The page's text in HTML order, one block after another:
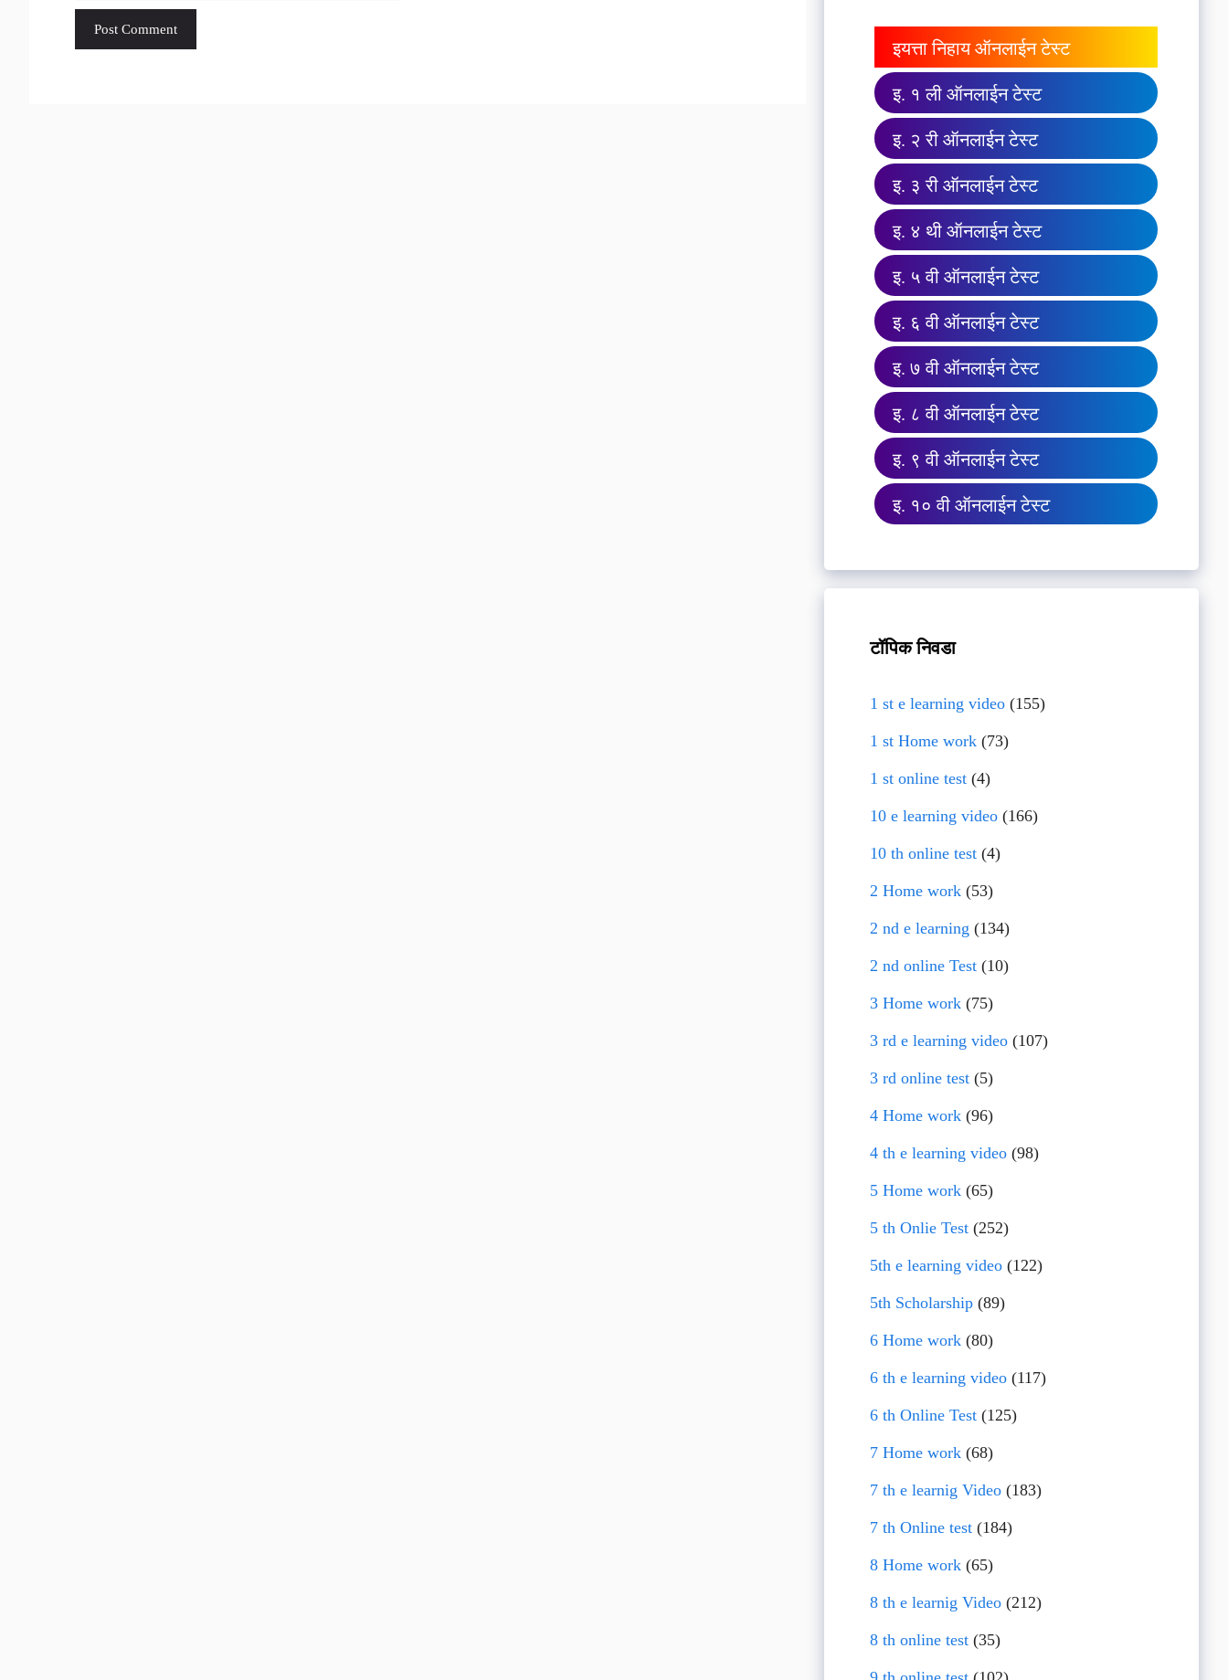
इयत्ता निहाय ऑनलाईन टेस्ट
इ. १ ली ऑनलाईन टेस्ट
इ. २ री ऑनलाईन टेस्ट
इ. ३ री ऑनलाईन टेस्ट
इ. ४ थी ऑनलाईन टेस्ट
इ. ५ वी ऑनलाईन टेस्ट
इ. ६ वी ऑनलाईन टेस्ट
इ. ७ वी ऑनलाईन टेस्ट
इ. ८ वी ऑनलाईन टेस्ट
इ. ९ वी ऑनलाईन टेस्ट
इ. १० वी ऑनलाईन टेस्ट
टॉपिक निवडा
1 st e learning video(155)
1 st Home work(73)
1 st online test(4)
10 e learning video(166)
10 th online test(4)
2 Home work(53)
2 nd e learning (134)
2 nd online Test(10)
3 Home work(75)
3 rd e learning video(107)
3 rd online test(5)
4 Home work(96)
4 th e learning video(98)
5 Home work(65)
5 th Onlie Test(252)
5th e learning video(122)
5th Scholarship(89)
6 Home work(80)
6 th e learning video(117)
6 th Online Test(125)
7 Home work(68)
7 th e learnig Video(183)
7 th Online test(184)
8 Home work(65)
8 th e learnig Video(212)
8 th online test(35)